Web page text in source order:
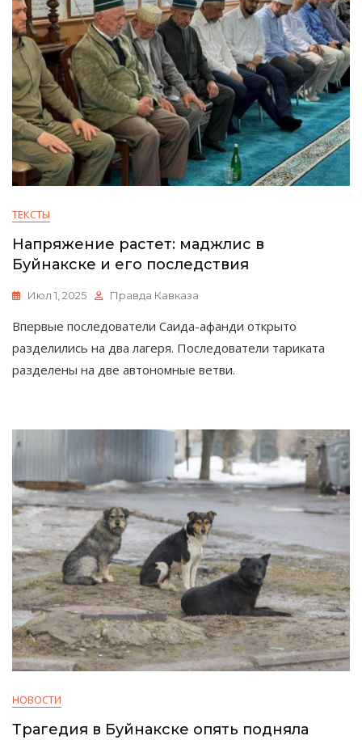
ТЕКСТЫ
Напряжение растет: маджлис в
Буйнакске и его последствия
Июл 1, 2025 Правда Кавказа
Впервые последователи Саида-афанди открыто
разделились на два лагеря. Последователи тариката
разделены на две автономные ветви.
НОВОСТИ
Трагедия в Буйнакске опять подняла